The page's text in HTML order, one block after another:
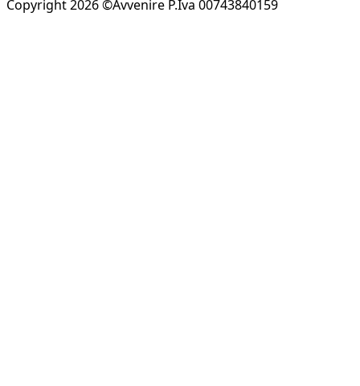
Copyright 2026 ©Avvenire P.Iva 00743840159